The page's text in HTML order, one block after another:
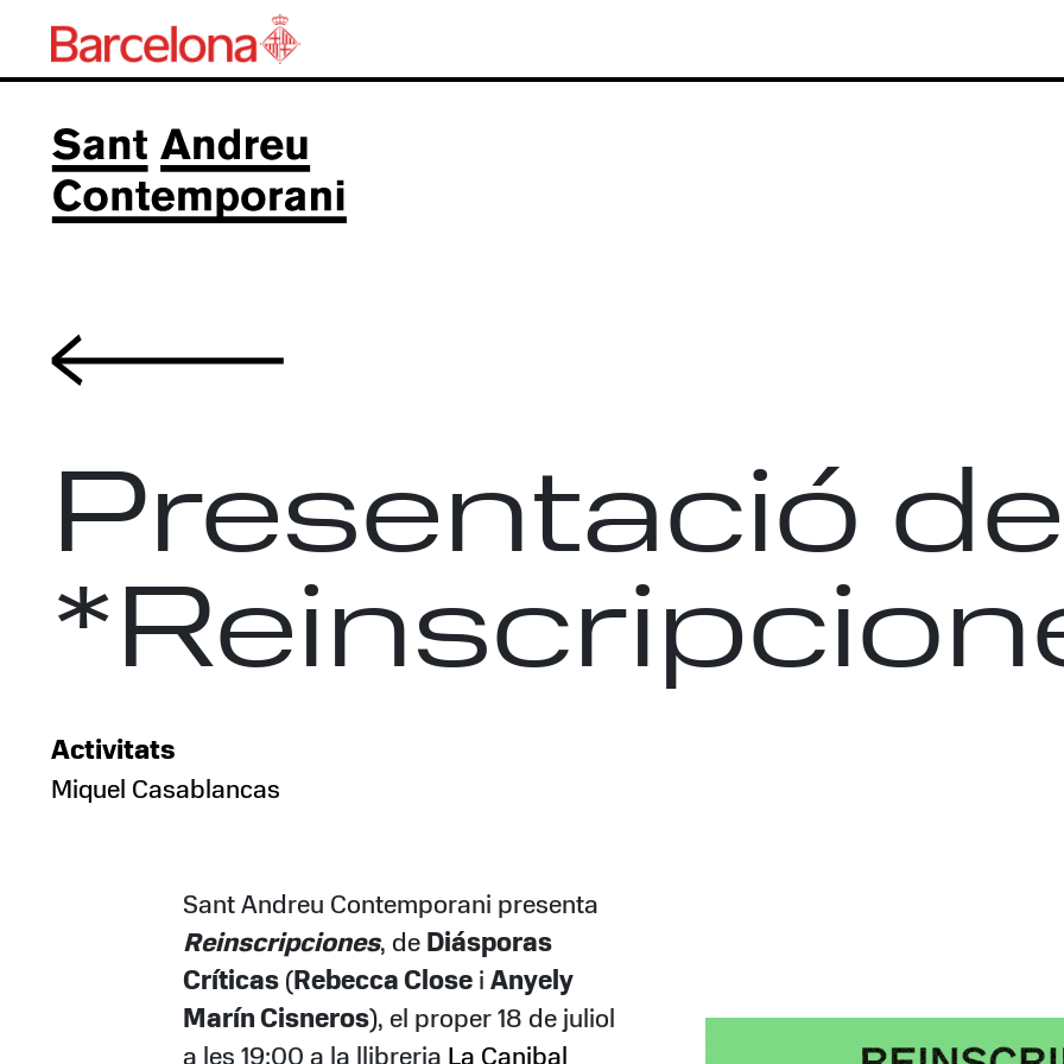
Presentació de
Activitats
Miquel Casablancas
Sant Andreu Contemporani presenta
Reinscripciones, de Diásporas
Críticas(Rebecca Closei Anyely
Marín Cisneros), el proper 18 de juliol